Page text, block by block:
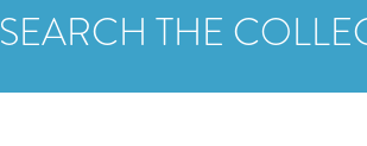
SEARCH THE